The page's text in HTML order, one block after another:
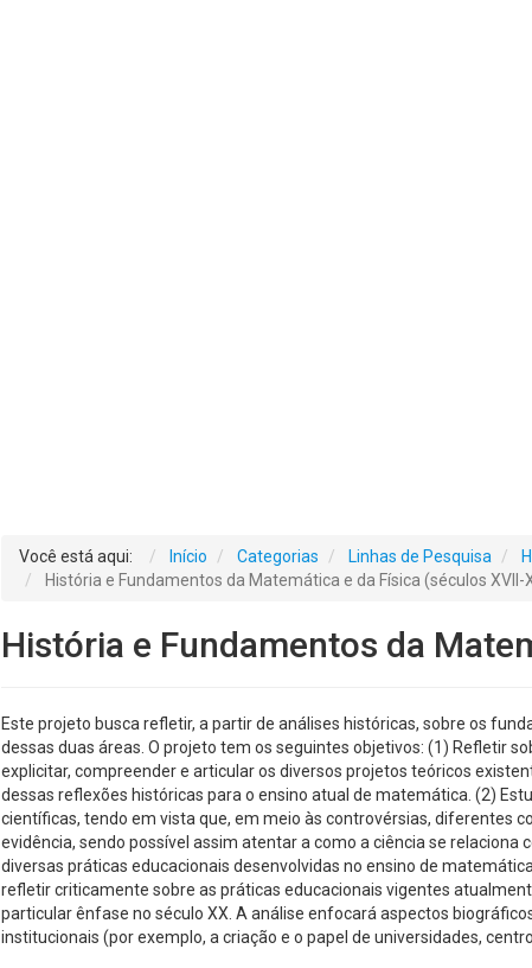
Você está aqui: Início Categorias Linhas de Pesquisa
História e Fundamentos da Matemática e da Física (séculos XVII-
História e Fundamentos da
Este projeto busca refletir, a partir de análises históricas, sobre os
dessas duas áreas. O projeto tem os seguintes objetivos: (1) Refletir
explicitar, compreender e articular os diversos projetos teóricos
dessas reflexões históricas para o ensino atual de matemática. (2)
científicas, tendo em vista que, em meio às controvérsias, diferentes
evidência, sendo possível assim atentar a como a ciência se
diversas práticas educacionais desenvolvidas no ensino de
refletir criticamente sobre as práticas educacionais vigentes
particular ênfase no século XX. A análise enfocará aspectos
institucionais (por exemplo, a criação e o papel de universidades,